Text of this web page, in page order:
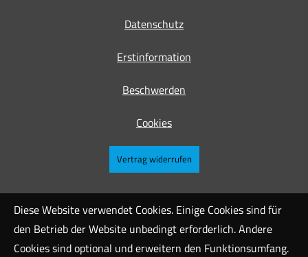
Datenschutz
Erstinformation
Beschwerden
Cookies
Vertrag widerrufen
Diese Website verwendet Cookies. Einige Cookies sind für
den Betrieb der Website unbedingt erforderlich. Andere
Cookies sind optional und erweitern den Funktionsumfang.